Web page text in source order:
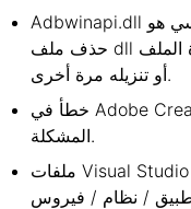
Adbwinapi.dll الملف محذوف / تالف. السبب الرئيسي هو
حذف ملف dll مهم للتطبيق أو تلفه. تحتاج إلى استعادة الملف
أو تنزيله مرة أخرى.
خطأ في Adobe Creative Cloud. انهيار Visual C ++ يسبب
المشكلة.
ملفات Visual Studio 2015 تالفة / مفقودة. ملف dll مفقود